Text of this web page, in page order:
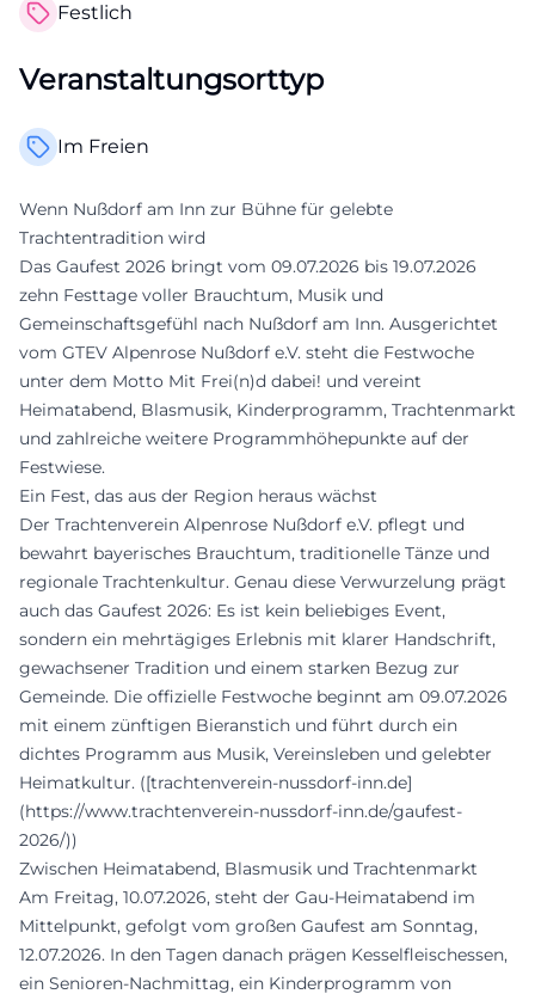
Festlich
Veranstaltungsorttyp
Im Freien
Wenn Nußdorf am Inn zur Bühne für gelebte
Trachtentradition wird
Das Gaufest 2026 bringt vom 09.07.2026 bis 19.07.2026
zehn Festtage voller Brauchtum, Musik und
Gemeinschaftsgefühl nach Nußdorf am Inn. Ausgerichtet
vom GTEV Alpenrose Nußdorf e.V. steht die Festwoche
unter dem Motto Mit Frei(n)d dabei! und vereint
Heimatabend, Blasmusik, Kinderprogramm, Trachtenmarkt
und zahlreiche weitere Programmhöhepunkte auf der
Festwiese.
Ein Fest, das aus der Region heraus wächst
Der Trachtenverein Alpenrose Nußdorf e.V. pflegt und
bewahrt bayerisches Brauchtum, traditionelle Tänze und
regionale Trachtenkultur. Genau diese Verwurzelung prägt
auch das Gaufest 2026: Es ist kein beliebiges Event,
sondern ein mehrtägiges Erlebnis mit klarer Handschrift,
gewachsener Tradition und einem starken Bezug zur
Gemeinde. Die offizielle Festwoche beginnt am 09.07.2026
mit einem zünftigen Bieranstich und führt durch ein
dichtes Programm aus Musik, Vereinsleben und gelebter
Heimatkultur. ([trachtenverein-nussdorf-inn.de]
(https://www.trachtenverein-nussdorf-inn.de/gaufest-
2026/))
Zwischen Heimatabend, Blasmusik und Trachtenmarkt
Am Freitag, 10.07.2026, steht der Gau-Heimatabend im
Mittelpunkt, gefolgt vom großen Gaufest am Sonntag,
12.07.2026. In den Tagen danach prägen Kesselfleischessen,
ein Senioren-Nachmittag, ein Kinderprogramm von